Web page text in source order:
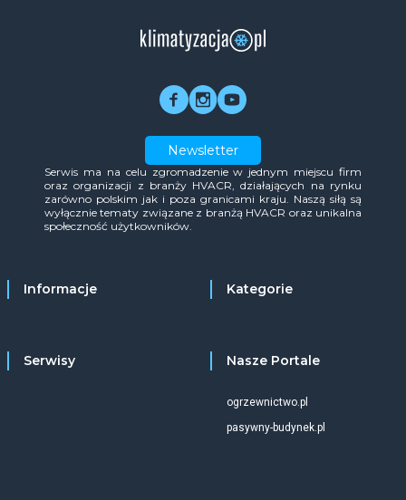
Newsletter
Serwis ma na celu zgromadzenie w jednym miejscu firm
oraz organizacji z branży HVACR, działających na rynku
zarówno polskim jak i poza granicami kraju. Naszą siłą są
wyłącznie tematy związane z branżą HVACR oraz unikalna
społeczność użytkowników.
Informacje Kategorie
Serwisy Nasze Portale
ogrzewnictwo.pl
pasywny-budynek.pl